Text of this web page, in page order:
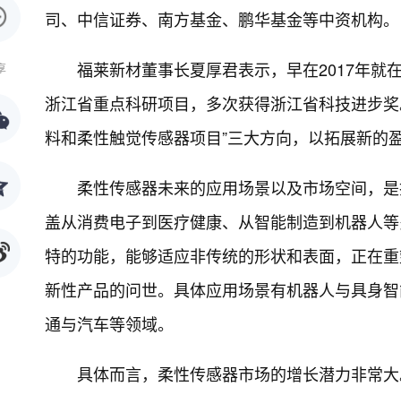
司、中信证券、南方基金、鹏华基金等中资机构。
福莱新材董事长夏厚君表示，早在2017年就
浙江省重点科研项目，多次获得浙江省科技进步
料和柔性触觉传感器项目”三大方向，以拓展新的
柔性传感器未来的应用场景以及市场空间，
盖从消费电子到医疗健康、从智能制造到机器人
特的功能，能够适应非传统的形状和表面，正在
新性产品的问世。具体应用场景有机器人与具身
通与汽车等领域。
具体而言，柔性传感器市场的增长潜力非常